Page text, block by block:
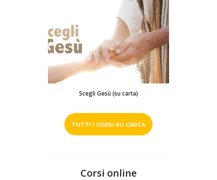
Scegli Gesù (su carta)
TUTTI I CORSI SU CARTA
Corsi online